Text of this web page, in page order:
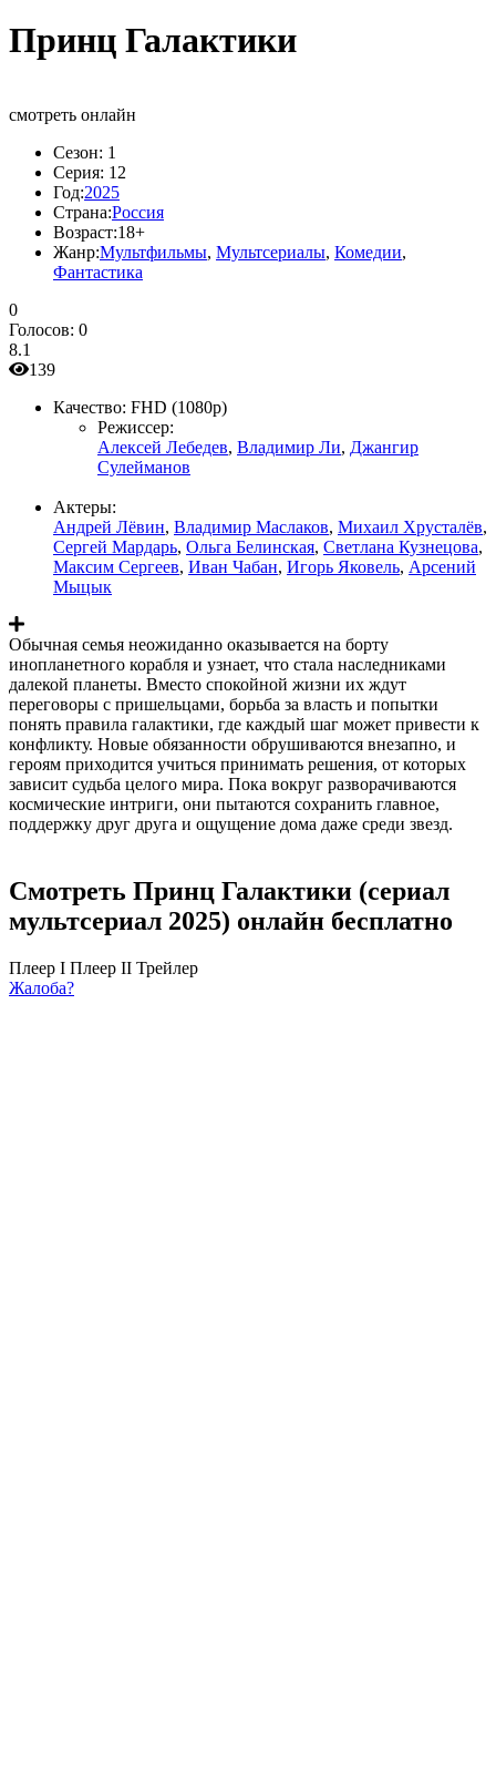
Принц Галактики
смотреть онлайн
Сезон: 1
Серия: 12
Год:2025
Страна:Россия
Возраст:18+
Жанр:Мультфильмы, Мультсериалы, Комедии,
Фантастика
0
Голосов: 0
8.1
139
Качество: FHD (1080p)
Режиссер:
Алексей Лебедев, Владимир Ли, Джангир
Сулейманов
Актеры:
Андрей Лёвин, Владимир Маслаков, Михаил Хрусталёв,
Сергей Мардарь, Ольга Белинская, Светлана Кузнецова,
Максим Сергеев, Иван Чабан, Игорь Яковель, Арсений
Мыцык
Обычная семья неожиданно оказывается на борту
инопланетного корабля и узнает, что стала наследниками
далекой планеты. Вместо спокойной жизни их ждут
переговоры с пришельцами, борьба за власть и попытки
понять правила галактики, где каждый шаг может привести к
конфликту. Новые обязанности обрушиваются внезапно, и
героям приходится учиться принимать решения, от которых
зависит судьба целого мира. Пока вокруг разворачиваются
космические интриги, они пытаются сохранить главное,
поддержку друг друга и ощущение дома даже среди звезд.
Смотреть Принц Галактики (сериал
мультсериал 2025) онлайн бесплатно
Плеер I Плеер II Трейлер
Жалоба?